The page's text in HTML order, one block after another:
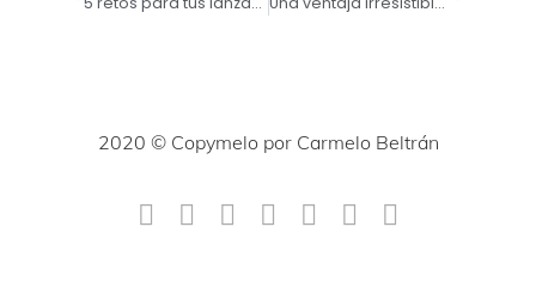
2020 © Copymelo por Carmelo Beltrán